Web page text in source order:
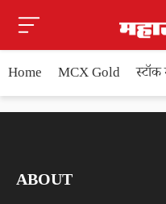
Home MCX Gold स्टॉक
ABOUT